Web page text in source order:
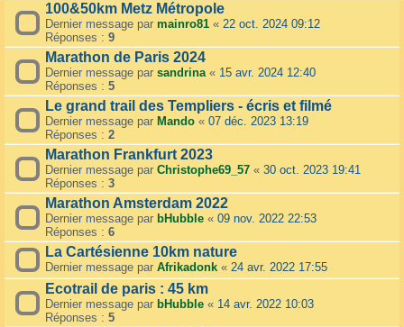
100&50km Metz Métropole
Dernier message par mainro81 « 22 oct. 2024 09:12
Réponses : 9
Marathon de Paris 2024
Dernier message par sandrina« 15 avr. 2024 12:40
Réponses : 5
Le grand trail des Templiers - écris et filmé
Dernier message par Mando « 07 déc. 2023 13:19
Réponses : 2
Marathon Frankfurt 2023
Dernier message par Christophe69_57 « 30 oct. 2023 19:41
Réponses : 3
Marathon Amsterdam 2022
Dernier message par bHubble « 09 nov. 2022 22:53
Réponses : 6
La Cartésienne 10km nature
Dernier message par Afrikadonk « 24 avr. 2022 17:55
Ecotrail de paris : 45 km
Dernier message par bHubble « 14 avr. 2022 10:03
Réponses : 5